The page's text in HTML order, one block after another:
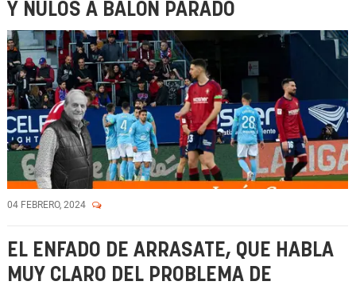
Y NULOS A BALÓN PARADO
04 FEBRERO, 2024
EL ENFADO DE ARRASATE, QUE HABLA
MUY CLARO DEL PROBLEMA DE